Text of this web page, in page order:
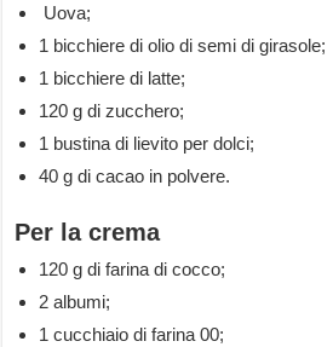
Uova;
1 bicchiere di olio di semi di girasole;
1 bicchiere di latte;
120 g di zucchero;
1 bustina di lievito per dolci;
40 g di cacao in polvere.
Per la crema
120 g di farina di cocco;
2 albumi;
1 cucchiaio di farina 00;